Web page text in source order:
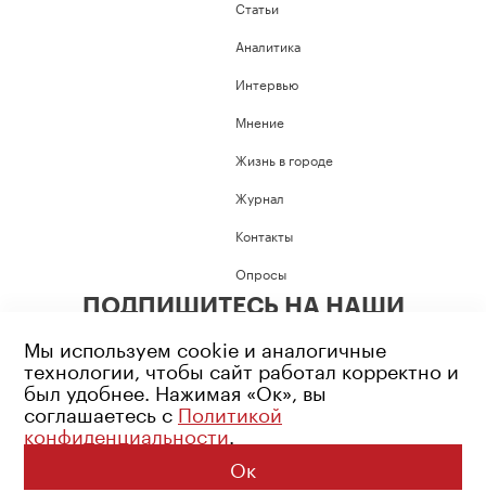
Статьи
Аналитика
Интервью
Мнение
Жизнь в городе
Журнал
Контакты
Опросы
ПОДПИШИТЕСЬ НА НАШИ
Возрастное ограничение: 16+
Политика конфиденциальности
© 2026 Все права защищены
Мы используем cookie и аналогичные
технологии, чтобы сайт работал корректно и
был удобнее. Нажимая «Ок», вы
соглашаетесь с Политикой
конфиденциальности.
Ок